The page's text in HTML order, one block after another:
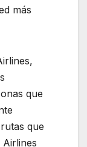
más
que
que